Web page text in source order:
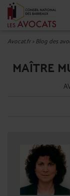
Avocat.fr>Blog des
MAÎTRE